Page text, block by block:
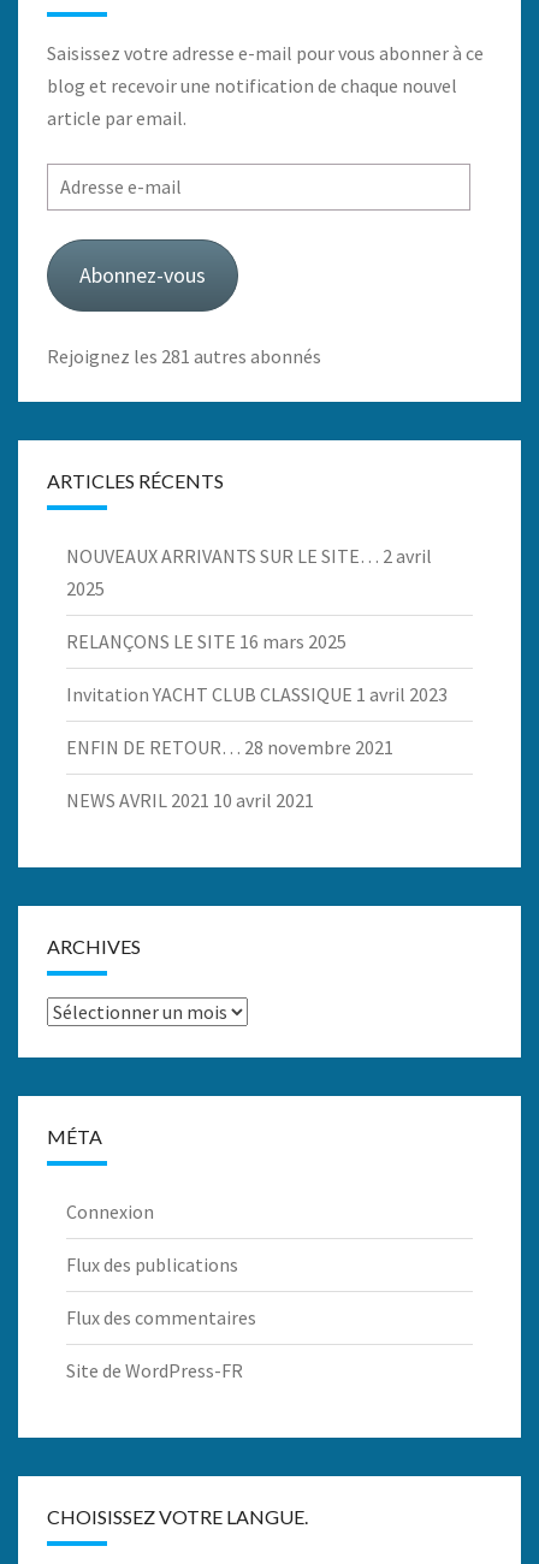
Saisissez votre adresse e-mail pour vous abonner à ce
blog et recevoir une notification de chaque nouvel
article par email.
Adresse
e-
mail
Abonnez-vous
Rejoignez les 281 autres abonnés
ARTICLES RÉCENTS
NOUVEAUX ARRIVANTS SUR LE SITE… 2 avril
2025
RELANÇONS LE SITE 16 mars 2025
Invitation YACHT CLUB CLASSIQUE 1 avril 2023
ENFIN DE RETOUR… 28 novembre 2021
NEWS AVRIL 2021 10 avril 2021
ARCHIVES
Archives
MÉTA
Connexion
Flux des publications
Flux des commentaires
Site de WordPress-FR
CHOISISSEZ VOTRE LANGUE.